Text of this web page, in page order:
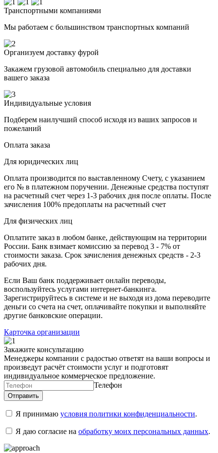
Транспортными компаниями
Мы работаем с большинством транспортных компаний
Организуем доставку фурой
Закажем грузовой автомобиль специально для доставки
вашего заказа
Индивидуальные условия
Подберем наилучший способ исходя из ваших запросов и
пожеланий
Оплата заказа
Для юридических лиц
Оплата производится по выставленному Счету, с указанием
его № в платежном поручении. Денежные средства поступят
на расчетный счет через 1-3 рабочих дня после оплаты. После
зачисления 100% предоплаты на расчетный счет
Для физических лиц
Оплатите заказ в любом банке, действующим на территории
России. Банк взимает комиссию за перевод 3 - 7% от
стоимости заказа. Срок зачисления денежных средств - 2-3
рабочих дня.
Если Ваш банк поддерживает онлайн переводы,
воспользуйтесь услугами интернет-банкинга.
Зарегистрируйтесь в системе и не выходя из дома переводите
деньги со счета на счет, оплачивайте покупки и выполняйте
другие банковские операции.
Карточка организации
Закажите консультацию
Менеджеры компании с радостью ответят на ваши вопросы и
произведут расчёт стоимости услуг и подготовят
индивидуальное коммерческое предложение.
Телефон
Я принимаю условия политики конфиденциальности.
Я даю согласие на обработку моих персональных данных.